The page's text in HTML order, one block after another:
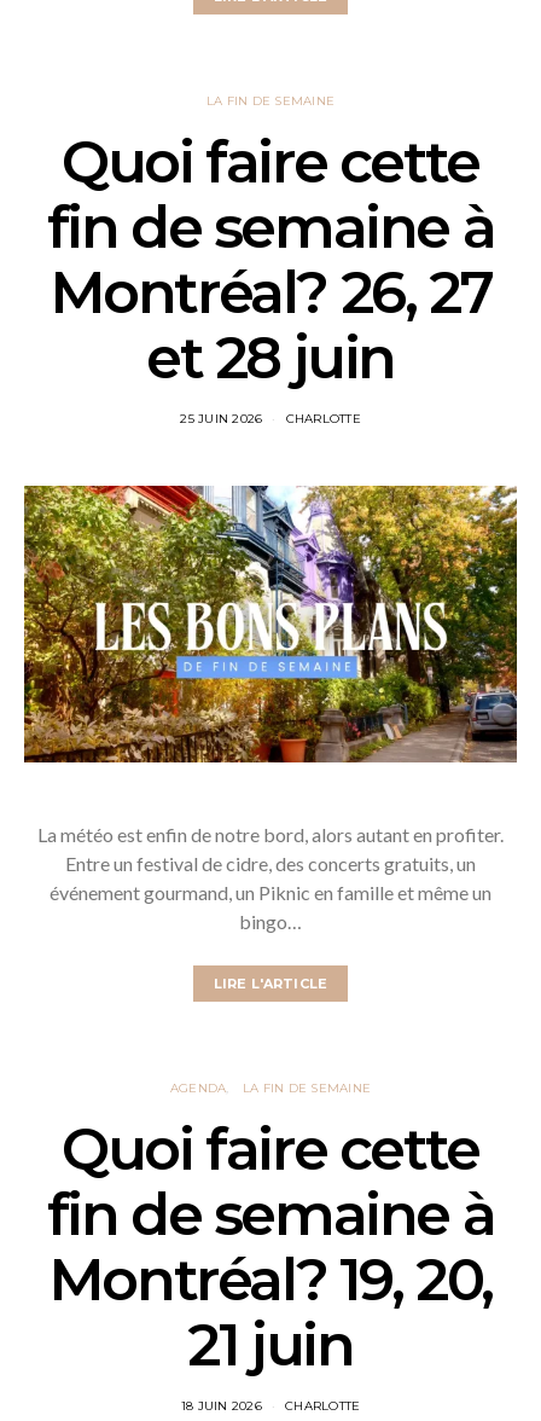
LA FIN DE SEMAINE
Quoi faire cette
fin de semaine à
Montréal? 26, 27
et 28 juin
25 JUIN 2026 CHARLOTTE
La météo est enfin de notre bord, alors autant en profiter.
Entre un festival de cidre, des concerts gratuits, un
événement gourmand, un Piknic en famille et même un
bingo…
LIRE L'ARTICLE
AGENDA LA FIN DE SEMAINE
Quoi faire cette
fin de semaine à
Montréal? 19, 20,
21 juin
18 JUIN 2026 CHARLOTTE